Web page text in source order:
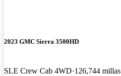
2023 GMC Sierra 3500HD
SLE Crew Cab 4WD 126,744 millas